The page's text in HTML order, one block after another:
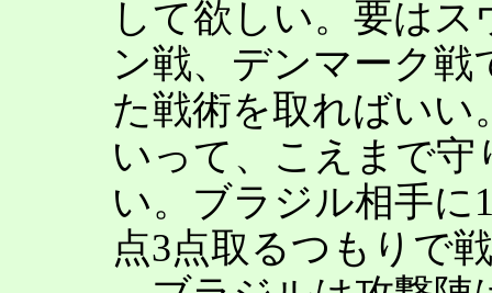
して欲しい。要は
ン戦、デンマーク
た戦術を取ればい
いって、こえまで
い。ブラジル相手に
点3点取るつもりで